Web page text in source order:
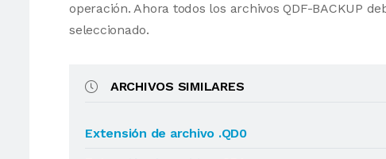
operación. Ahora todos los archivos QDF-BACKUP
seleccionado.
ARCHIVOS SIMILARES
Extensión de archivo .QD0